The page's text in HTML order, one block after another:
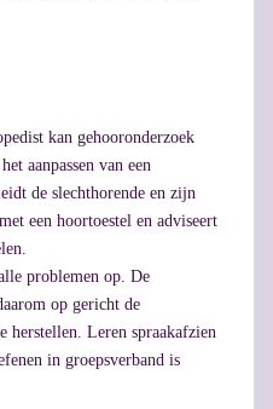
kan gehooronderzoek
aanpassen van een
de slechthorende en zijn
een hoortoestel en adviseert
problemen op. De
op gericht de
herstellen. Leren spraakafzien
in groepsverband is